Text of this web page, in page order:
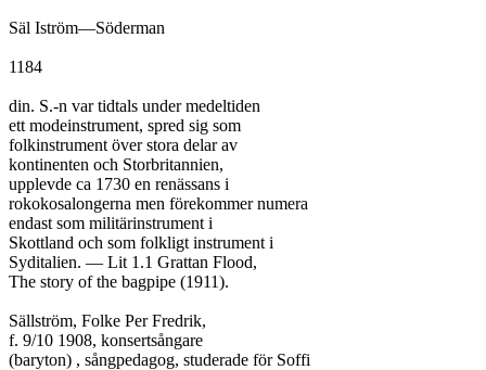
Säl Iström—Söderman
1184
din. S.-n var tidtals under medeltiden
ett modeinstrument, spred sig som
folkinstrument över stora delar av
kontinenten och Storbritannien,
upplevde ca 1730 en renässans i
rokokosalongerna men förekommer numera
endast som militärinstrument i
Skottland och som folkligt instrument i
Syditalien. — Lit 1.1 Grattan Flood,
The story of the bagpipe (1911).
Sällström, Folke Per Fredrik,
f. 9/10 1908, konsertsångare
(baryton) , sångpedagog, studerade för Soffi